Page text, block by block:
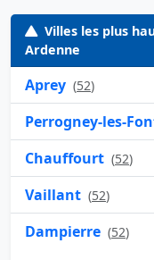
Villes les plus
Ardenne
Aprey (52)
Perrogney-les-
Chauffourt (52)
Vaillant (52)
Dampierre (52)